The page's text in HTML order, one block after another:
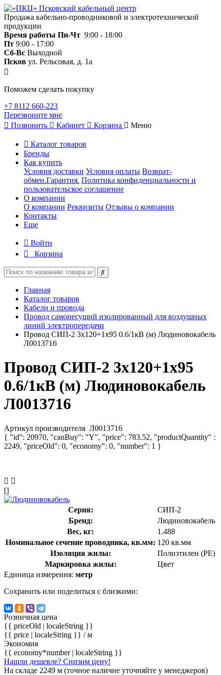
Продажа кабельно-проводниковой и электротехнической
продукции
Время работы Пн-Чт 9:00 - 18:00
Пт 9:00 - 17:00
Сб-Вс Выходной
Псков ул. Рельсовая, д. 1а
Поможем сделать покупку
+7 8112 660-223
Перезвоните мне
Позвонить
Кабинет Корзина Меню
Каталог товаров
Бренды
Как купить
Условия доставки Условия оплаты Возврат-
обмен.Гарантия. Политика конфиденциальности и
пользовательское соглашение
О компании
О компании Реквизиты Отзывы о компании
Контакты
Еще
Войти
Корзина
Главная
Каталог товаров
Кабели и провода
Провод самонесущий изолированный для воздушных
линий электропередачи
Провод СИП-2 3х120+1х95 0.6/1кВ (м) Людиновокабель
Л0013716
Провод СИП-2 3х120+1х95
0.6/1кВ (м) Людиновокабель
Л0013716
Артикул производителя Л0013716
{ "id": 20970, "canBuy": "Y", "price": 783.52, "productQuantity" :
2249, "priceOld": 0, "economy": 0, "number": 1 }
[]
Серия:
СИП-2
Бренд:
Людиновокабель
Вес, кг:
1.488
Номинальное сечение проводника, кв.мм: 120 кв.мм
Изоляция жилы:
Полиэтилен (PE)
Маркировка жилы:
Цвет
Единица измерения: метр
Сохранить или поделиться с близкими:
Розничная цена
{{ priceOld | localeString }}
{{ price | localeString }} / м
Экономия
{{ economy*number | localeString }}
Нашли дешевле? Снизим цену!
На складе 2249 м (точное наличие уточняйте у менеджеров)